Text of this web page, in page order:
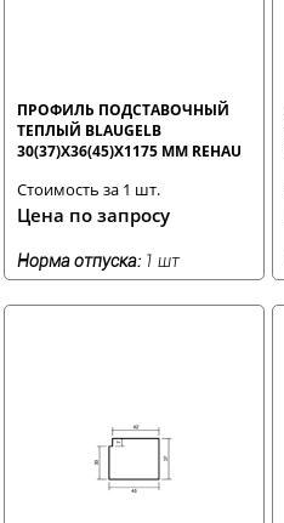
ПРОФИЛЬ ПОДСТАВОЧНЫЙ
ТЕПЛЫЙ BLAUGELB
30(37)X36(45)Х1175 ММ REHAU
Стоимость за 1 шт.
Цена по запросу
Норма отпуска: 1 шт